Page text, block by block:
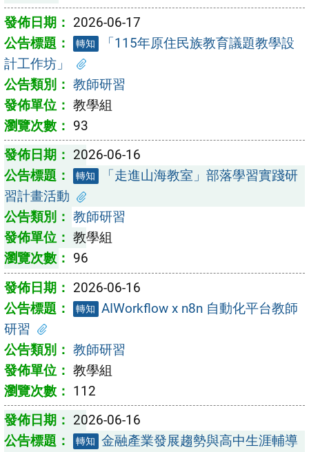
2026-06-17
轉知
「115年原住民族教育議題教學設
計工作坊」
教師研習
教學組
93
2026-06-16
轉知
「走進山海教室」部落學習實踐研
習計畫活動
教師研習
教學組
96
2026-06-16
轉知 AIWorkflow x n8n 自動化平台教師
研習
教師研習
教學組
112
2026-06-16
轉知 金融產業發展趨勢與高中生涯輔導